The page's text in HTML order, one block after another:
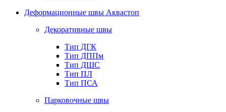
Деформационные швы Аквастоп
Декоративные швы
Тип ДГК
Тип ДППм
Тип ДШС
Тип ПЛ
Тип ПСА
Парковочные швы